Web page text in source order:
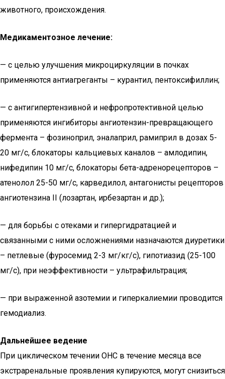
животного, происхождения.
Медикаментозное лечение:
— с целью улучшения микроциркуляции в почках
применяются антиагреганты – курантил, пентоксифиллин;
— с антигипертензивной и нефропротективной целью
применяются ингибиторы ангиотензин-превращающего
фермента – фозиноприл, эналаприл, рамиприл в дозах 5-
20 мг/с, блокаторы кальциевых каналов – амлодипин,
нифедипин 10 мг/с, блокаторы бета-адренорецепторов –
атенолол 25-50 мг/с, карведилол, антагонисты рецепторов
ангиотензина II (лозартан, ирбезартан и др.);
— для борьбы с отеками и гипергидратацией и
связанными с ними осложнениями назначаются диуретики
– петлевые (фуросемид 2-3 мг/кг/с), гипотиазид (25-100
мг/с), при неэффективности – ультрафильтрация;
— при выраженной азотемии и гиперкалиемии проводится
гемодиализ.
Дальнейшее ведение
При циклическом течении ОНС в течение месяца все
экстраренальные проявления купируются, могут снизиться